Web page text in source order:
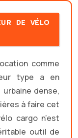
DE VÉLO
comme
type a en
dense,
à faire cet
cargo n’est
outil de